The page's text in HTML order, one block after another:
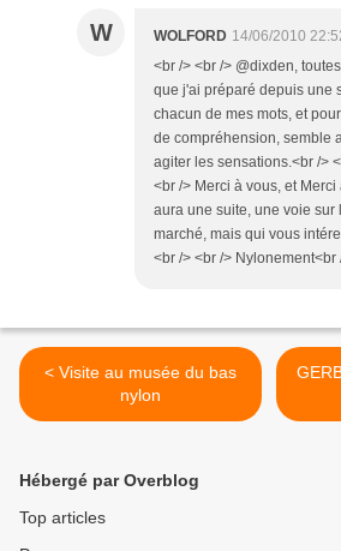
W WOLFORD 14/06/2010
<br /> <br /> @dixden,
que j'ai préparé depuis une
chacun de mes mots, et
de compréhension, semble
agiter les sensations.<br />
<br /> Merci à vous, et Merci
aura une suite, une voie
marché, mais qui vous
<br /> <br /> Nylonement<br
< Visite au musée du bas
nylon
Hébergé par Overblog
Top articles